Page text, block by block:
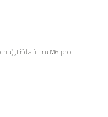
třída filtru M6 pro